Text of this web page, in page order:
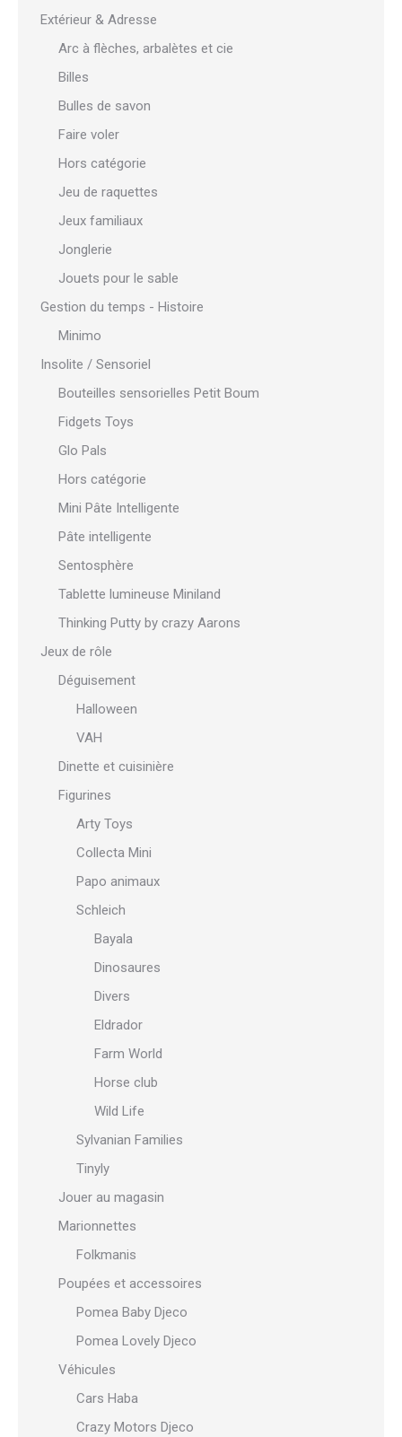
Extérieur & Adresse
Arc à flèches, arbalètes et cie
Billes
Bulles de savon
Faire voler
Hors catégorie
Jeu de raquettes
Jeux familiaux
Jonglerie
Jouets pour le sable
Gestion du temps - Histoire
Minimo
Insolite / Sensoriel
Bouteilles sensorielles Petit Boum
Fidgets Toys
Glo Pals
Hors catégorie
Mini Pâte Intelligente
Pâte intelligente
Sentosphère
Tablette lumineuse Miniland
Thinking Putty by crazy Aarons
Jeux de rôle
Déguisement
Halloween
VAH
Dinette et cuisinière
Figurines
Arty Toys
Collecta Mini
Papo animaux
Schleich
Bayala
Dinosaures
Divers
Eldrador
Farm World
Horse club
Wild Life
Sylvanian Families
Tinyly
Jouer au magasin
Marionnettes
Folkmanis
Poupées et accessoires
Pomea Baby Djeco
Pomea Lovely Djeco
Véhicules
Cars Haba
Crazy Motors Djeco